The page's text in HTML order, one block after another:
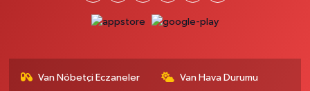
0 (432) 354 37 36 Yol Tarifi Al
Van Nöbetçi Eczaneler Van Hava Durumu